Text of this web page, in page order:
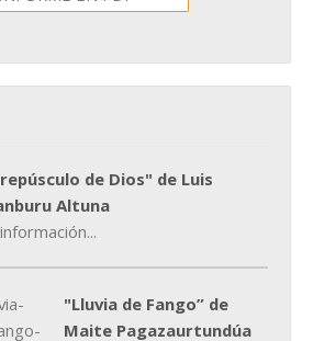
de Dios" de Luis
Altuna
"Lluvia de Fango” de
Maite Pagazaurtundúa